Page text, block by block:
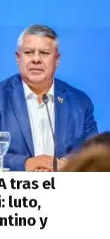
tras el
luto,
y